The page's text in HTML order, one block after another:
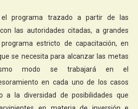
el programa trazado a partir de las
las autoridades citadas, a grandes
estricto de capacitación, en
se necesita para alcanzar las metas
modo se trabajará en el
en cada uno de los casos
a la diversidad de posibilidades que